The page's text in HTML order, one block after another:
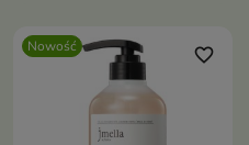
roślinnymi, aminokwasami i
zapachem mandarynki, różowej
piwonii oraz białego piżma
wspiera codzienną pielęgnację
włosów bardzo suchych
Nowość favorite_border